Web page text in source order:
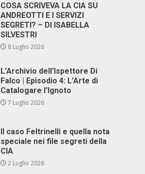
COSA SCRIVEVA LA CIA SU
ANDREOTTI E I SERVIZI
SEGRETI? – DI ISABELLA
SILVESTRI
8 Luglio 2026
L’Archivio dell’Ispettore Di
Falco | Episodio 4: L’Arte di
Catalogare l’Ignoto
7 Luglio 2026
Il caso Feltrinelli e quella nota
speciale nei file segreti della
CIA
2 Luglio 2026